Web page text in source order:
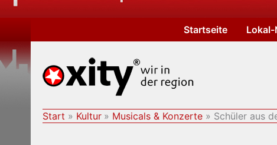
Startseite Lokal-
Start Kultur Musicals & Konzerte Schüler aus